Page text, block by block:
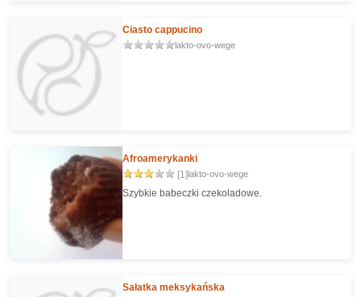
Ciasto cappucino
lakto-ovo-wege
Afroamerykanki
[1]lakto-ovo-wege
Szybkie babeczki czekoladowe.
Sałatka meksykańska